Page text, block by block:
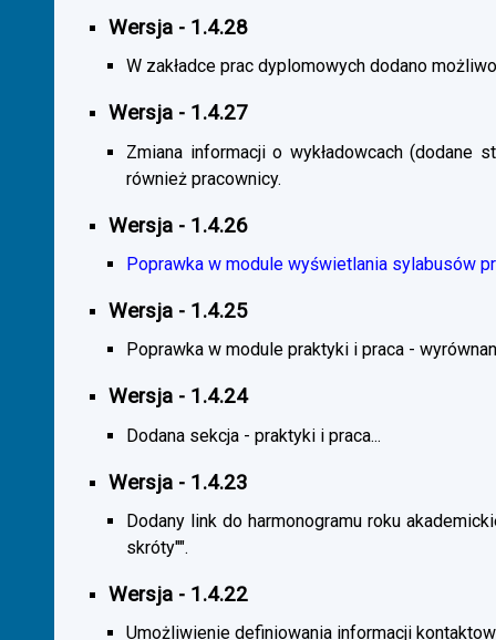
Wersja - 1.4.28
W zakładce prac dyplomowych dodano
Wersja - 1.4.27
Zmiana informacji o wykładowcach (dodane
również pracownicy.
Wersja - 1.4.26
Poprawka w module wyświetlania sylabusów
Wersja - 1.4.25
Poprawka w module praktyki i praca -
Wersja - 1.4.24
Dodana sekcja - praktyki i praca...
Wersja - 1.4.23
Dodany link do harmonogramu roku
skróty"".
Wersja - 1.4.22
Umożliwienie definiowania informacji